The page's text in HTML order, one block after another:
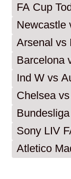
FA Cup
Newcastle
Arsenal vs
Barcelona
Ind W vs
Chelsea
Sony LIV
Atletico